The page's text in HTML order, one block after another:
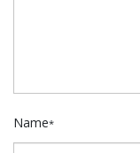
Name*